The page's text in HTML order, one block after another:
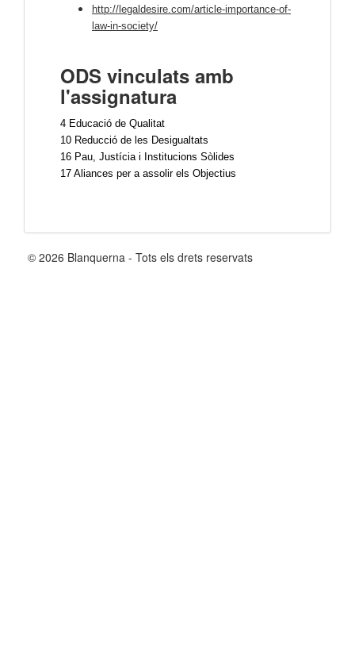
http://legaldesire.com/article-importance-of-
law-in-society/
ODS vinculats amb
l'assignatura
4 Educació de Qualitat
10 Reducció de les Desigualtats
16 Pau, Justícia i Institucions Sòlides
17 Aliances per a assolir els Objectius
© 2026 Blanquerna - Tots els drets reservats